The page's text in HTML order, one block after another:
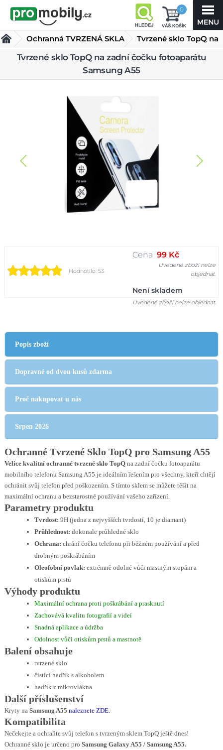
0
Ochranná TVRZENÁ SKLA
Tvrzené sklo TopQ na
zadní čočku
fotoaparátu Samsung A55
Tvrzené sklo TopQ na zadní čočku fotoaparátu
Samsung A55
Hodnotilo: 53
Cena 99 Kč
Uvedené zboží nelze
objednat.
Není skladem
Uvedené zboží nelze objednat.
Popis zboží
Dopravné od dvou kusů zdarma
Proč nakupovat u nás
Srpen 2026
Ochranné Tvrzené Sklo TopQ pro Samsung A55
Velice kvalitní ochranné tvrzené sklo TopQna zadní čočku fotoaparátu
mobilního telefonu Samsung A55 je ideálním řešením pro všechny, kteří chtějí
ochránit svůj telefon před poškozením. S tímto sklem se můžete těšit na
maximální ochranu a bezstarostné používání vašeho zařízení.
Parametry produktu
Tvrdost: 9H (jedna z nejvyšších tvrdostí, 10 je diamant)
Průhlednost: dokonale průhledné sklo
Ochrana: chrání čočku telefonu při běžném používání a před
drobným poškrábáním
Oleofobní povlak: extrémně odolné vůči mastným stopám a
otiskům prstů
Výhody produktu
Maximální ochrana proti poškrábání a prasknutí
Zachovává kvalitu fotografií a videí
Snadná aplikace a údržba
Odolnost vůči otiskům prstů a mastnotě
Balení obsahuje
tvrzené sklo
čistící hadřík s alkoholem
hadřík z mikrovlákna
Další příslušenství
Kryty na Samsung A55 naleznete ZDE.
Kompatibilita
Nečekejte a ochraňte svůj telefon s tvrzeným sklem TopQ ještě dnes!
Ochranné sklo je určeno pro Samsung Galaxy A55 / Samsung A55.